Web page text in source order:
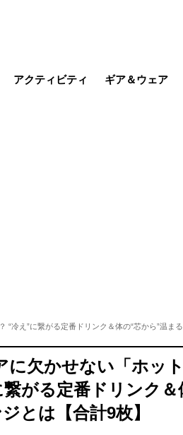
アクティビティ ギア＆ウェア
冷え”に繋がる定番ドリンク＆体の“芯から”温ま
に欠かせない「ホッ
がる定番ドリンク＆
とは【合計9枚】